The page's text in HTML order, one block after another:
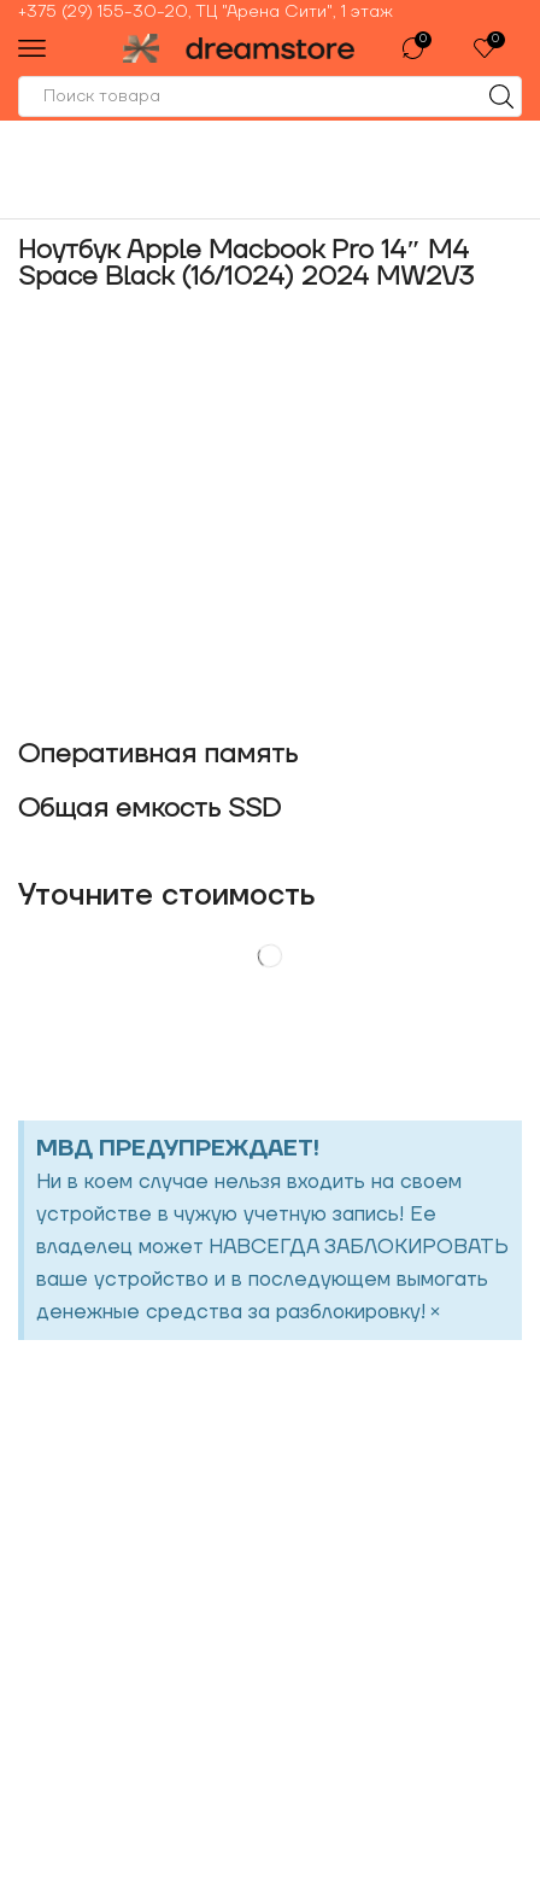
+375 (29) 155-30-20, ТЦ "Арена Сити", 1 этаж
0 0
Ноутбук Apple Macbook Pro 14″ M4
Space Black (16/1024) 2024 MW2V3
Оперативная память
Общая емкость SSD
Уточнитe стоимость
МВД ПРЕДУПРЕЖДАЕТ!
Ни в коем случае нельзя входить на своем
устройстве в чужую учетную запись! Ее
владелец может НАВСЕГДА ЗАБЛОКИРОВАТЬ
ваше устройство и в последующем вымогать
денежные средства за разблокировку! ×